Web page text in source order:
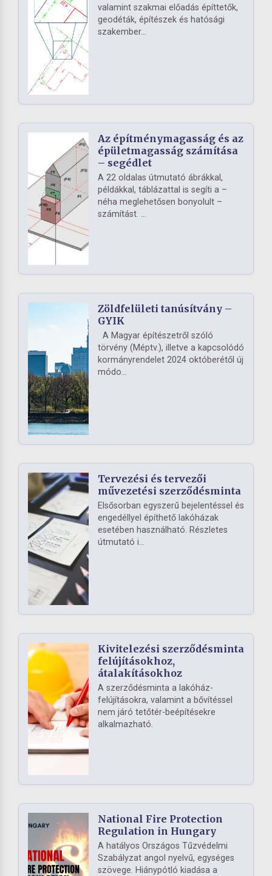
valamint szakmai előadás építtetők,
geodéták, építészek és hatósági
szakember...
Az építménymagasság és az
épületmagasság számítása
– segédlet
A 22 oldalas útmutató ábrákkal,
példákkal, táblázattal is segíti a –
néha meglehetősen bonyolult –
számítást. ...
Zöldfelületi tanúsítvány –
GYIK
A Magyar építészetről szóló
törvény (Méptv.), illetve a kapcsolódó
kormányrendelet 2024 októberétől új
módo...
Tervezési és tervezői
művezetési szerződésminta
Elsősorban egyszerű bejelentéssel és
engedéllyel építhető lakóházak
esetében használható. Részletes
útmutató i...
Kivitelezési szerződésminta
felújításokhoz,
átalakításokhoz
A szerződésminta a lakóház-
felújításokra, valamint a bővítéssel
nem járó tetőtér-beépítésekre
alkalmazható.
National Fire Protection
Regulation in Hungary
A hatályos Országos Tűzvédelmi
Szabályzat angol nyelvű, egységes
szövege. Hiánypótló kiadása a